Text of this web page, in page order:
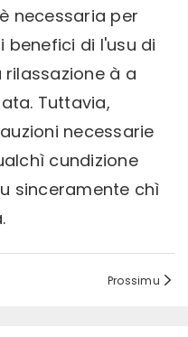
necessaria per
benefici di l'usu di
à a
Tuttavia,
necessarie
cundizione
sinceramente chì
Prossimu